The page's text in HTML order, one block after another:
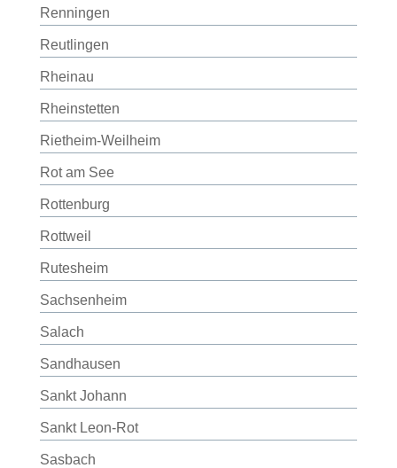
Renningen
Reutlingen
Rheinau
Rheinstetten
Rietheim-Weilheim
Rot am See
Rottenburg
Rottweil
Rutesheim
Sachsenheim
Salach
Sandhausen
Sankt Johann
Sankt Leon-Rot
Sasbach